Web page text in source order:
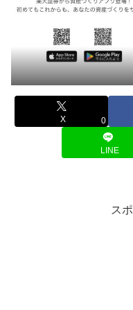
X 0
LINE
ス